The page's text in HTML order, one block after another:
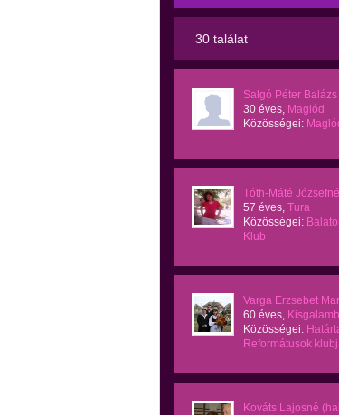
30 találat
Salgó Péter
30 éves, Maglód
Közösségei:
Tóth-Máté
57 éves, Tura
Közösségei:
Klub
Varga Erzsebet
60 éves,
Közösségei:
Reformátusok
Kováts Lajosné